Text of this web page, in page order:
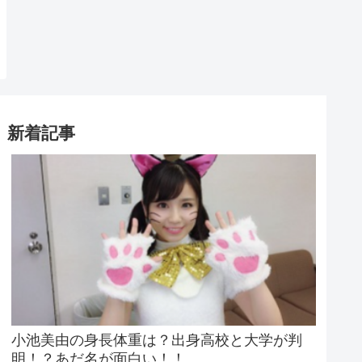
新着記事
小池美由の身長体重は？出身高校と大学が判